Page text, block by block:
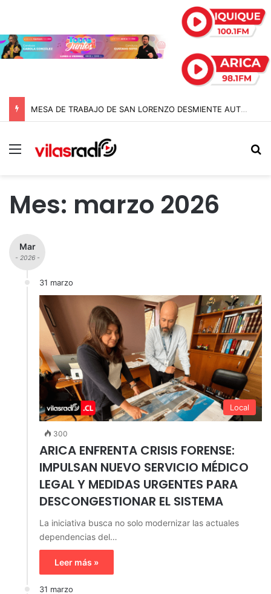
MESA DE TRABAJO DE SAN LORENZO DESMIENTE AUTORIZACIÓN DE «ENTRADA DE LOLITOS» PARA EL DOMINGO
Menú
Mes: marzo 2026
Mar
- 2026 -
31 marzo
Local
300
ARICA ENFRENTA CRISIS FORENSE:
IMPULSAN NUEVO SERVICIO MÉDICO
LEGAL Y MEDIDAS URGENTES PARA
DESCONGESTIONAR EL SISTEMA
La iniciativa busca no solo modernizar las actuales
dependencias del…
Leer más »
31 marzo